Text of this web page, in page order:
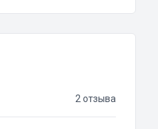
2 отзыва